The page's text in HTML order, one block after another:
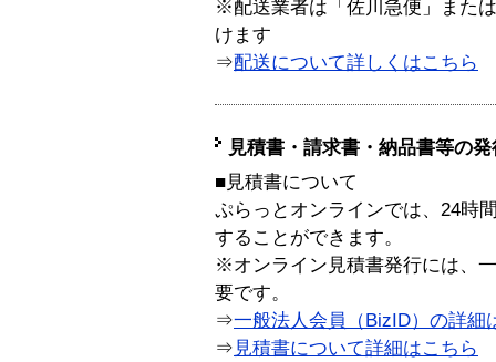
※配送業者は「佐川急便」また
けます
⇒配送について詳しくはこちら
見積書・請求書・納品書等の
■見積書について
ぷらっとオンラインでは、24時
することができます。
※オンライン見積書発行には、
要です。
⇒一般法人会員（BizID）の詳細
⇒ 見積書について詳細はこちら